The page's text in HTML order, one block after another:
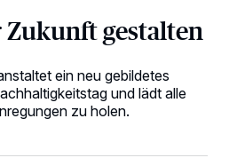
gestalten
ein neu gebildetes
und lädt alle
zu holen.